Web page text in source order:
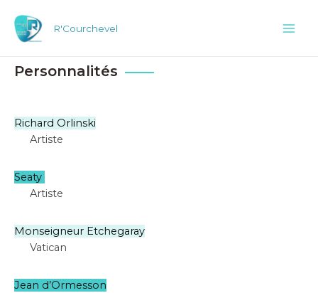
contenu
R'Courchevel
Personnalités
Richard Orlinski
Artiste
Seaty
Artiste
Monseigneur Etchegaray
Vatican
Jean d’Ormesson